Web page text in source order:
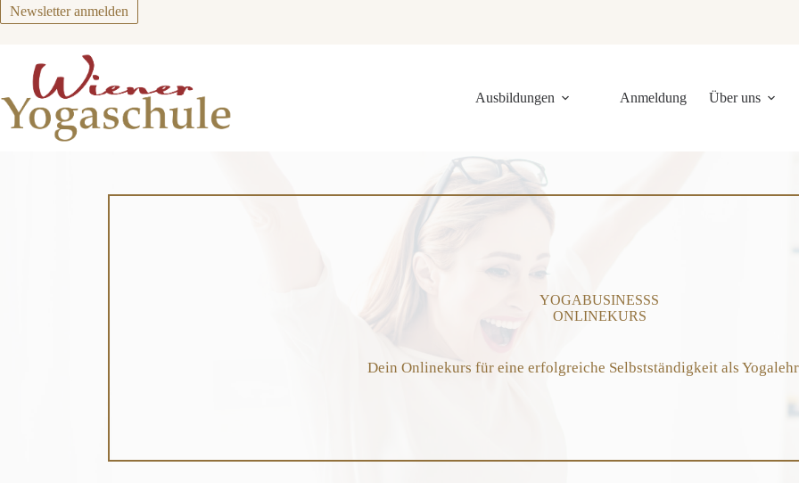
Zum
Inhalt
Newsletter anmelden
Ausbildungen Anmeldung Über uns
YOGABUSINESSS
ONLINEKURS
Dein Onlinekurs für eine erfolgreiche Selbstständigkeit als